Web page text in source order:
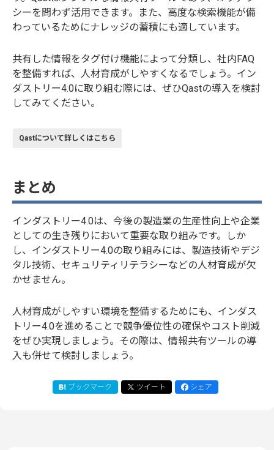
シーを問わず活用できます。また、高度な検索機能が備
わっているためにナレッジの蓄積にも適しています。
共有した情報をタグ付け機能によって分類し、社内FAQ
を整備すれば、人材育成がしやすくなるでしょう。イン
ダストリー4.0に取り組む際には、ぜひQastの導入を検討
してみてください。
Qastについて詳しくはこちら
まとめ
インダストリー4.0は、今後の製造業の生産性向上や企業
としての生き残りにおいて重要な取り組みです。しか
し、インダストリー4.0の取り組みには、製造技術やデジ
タル技術、セキュリティリテラシーなどの人材育成が欠
かせません。
人材育成がしやすい環境を整備するためにも、インダス
トリー4.0を進めることで競争優位性の確保やコスト削減
をぜひ実現しましょう。その際は、情報共有ツールの導
入も併せて検討しましょう。
ブックマーク ツイート シェア